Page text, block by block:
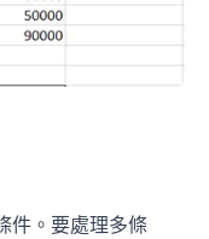
件。要處理多條